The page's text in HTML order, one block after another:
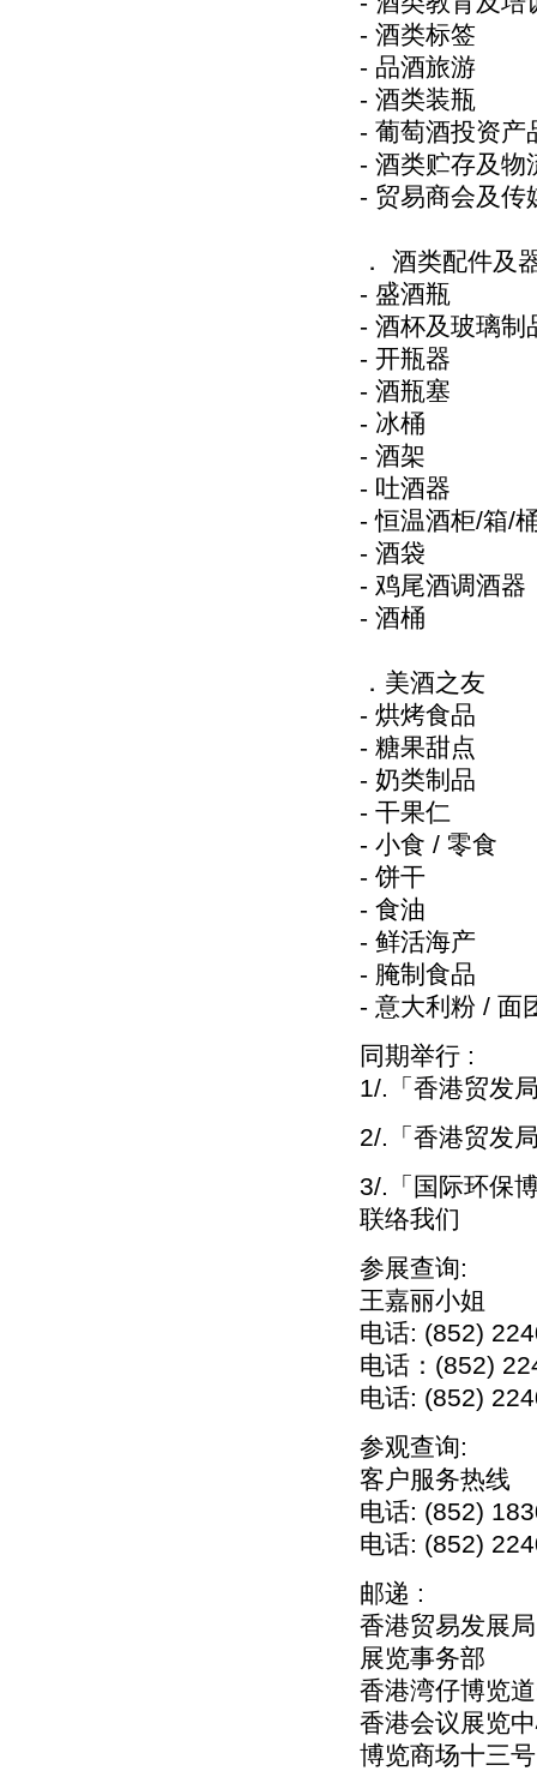
- 酒类标签
- 品酒旅游
- 酒类装瓶
- 葡萄酒投资产
- 酒类贮存及物
- 贸易商会及传
． 酒类配件及
- 盛酒瓶
- 酒杯及玻璃制
- 开瓶器
- 酒瓶塞
- 冰桶
- 酒架
- 吐酒器
- 恒温酒柜/箱/
- 酒袋
- 鸡尾酒调酒器
- 酒桶
．美酒之友
- 烘烤食品
- 糖果甜点
- 奶类制品
- 干果仁
- 小食 / 零食
- 饼干
- 食油
- 鲜活海产
- 腌制食品
- 意大利粉 / 面
同期举行 :
1/.「香港贸发
2/.「香港贸发
3/.「国际环保
联络我们
参展查询:
王嘉丽小姐
电话: (852)
电话：(852)
电话: (852)
参观查询:
客户服务热线
电话: (852)
电话: (852)
邮递 :
香港贸易发展局
展览事务部
香港湾仔博览
香港会议展览
博览商场十三号